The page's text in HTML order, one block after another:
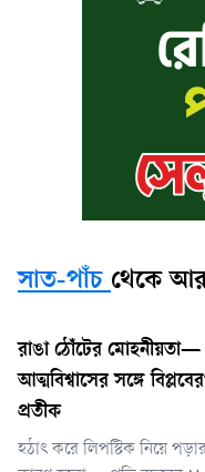
সাত-পাঁচ থেকে
রাঙা ঠোঁটের মোহনীয়তা—
আত্মবিশ্বাসের সঙ্গে
প্রতীক
হঠাৎ করে লিপস্টিক নিয়ে